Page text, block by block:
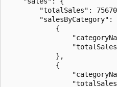
"totalSales":
"salesByCategory":
            {
            },
            {